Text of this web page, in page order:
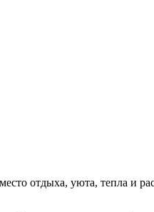
отдыха, уюта, тепла и